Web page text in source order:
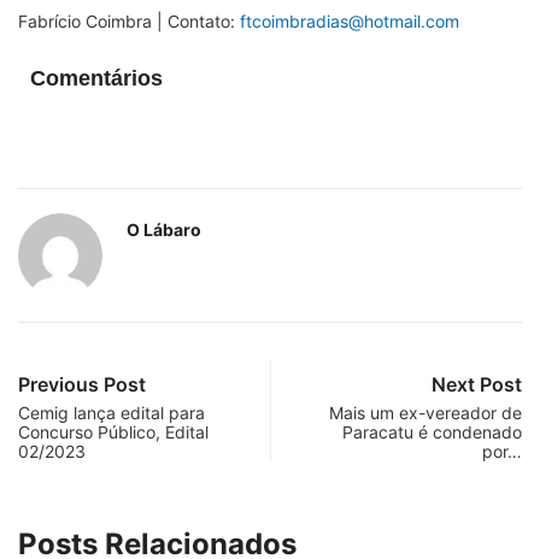
Fabrício Coimbra | Contato: ftcoimbradias@hotmail.com
Comentários
O Lábaro
Previous Post
Cemig lança edital para
Concurso Público, Edital
02/2023
Next Post
Mais um ex-vereador de
Paracatu é condenado
por…
Posts Relacionados